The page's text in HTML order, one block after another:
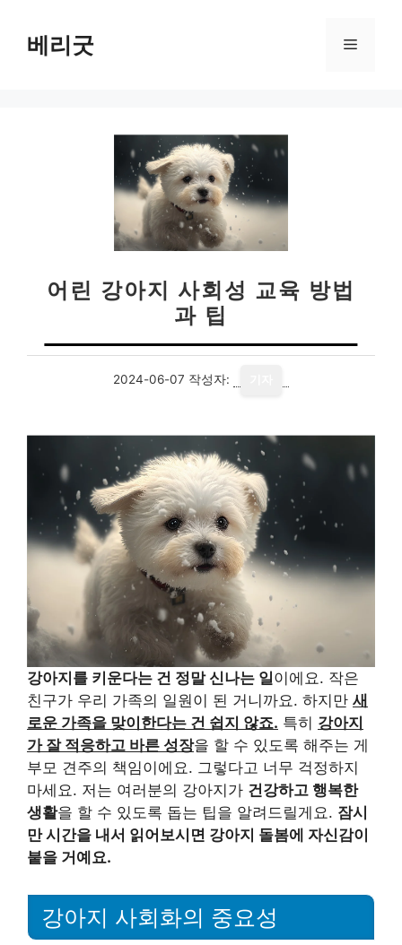
베리굿 메
어린 강아지 사회성 교육 방법
과 팁
2024-06-07 작성자:
강아지를 키운다는 건 정말 신나는 일이에요. 작은
친구가 우리 가족의 일원이 된 거니까요. 하지만 새
로운 가족을 맞이한다는 건 쉽지 않죠. 특히 강아지
가 잘 적응하고 바른 성장을 할 수 있도록 해주는 게
부모 견주의 책임이에요. 그렇다고 너무 걱정하지
마세요. 저는 여러분의 강아지가 건강하고 행복한
생활을 할 수 있도록 돕는 팁을 알려드릴게요. 잠시
만 시간을 내서 읽어보시면 강아지 돌봄에 자신감이
붙을 거예요.
강아지 사회화의 중요성